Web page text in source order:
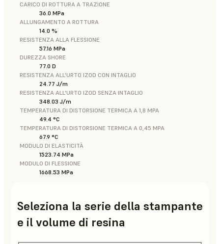
CARICO DI ROTTURA A TRAZIONE
36.0 MPa
ALLUNGAMENTO A ROTTURA
14.0 %
RESISTENZA ALLA FLESSIONE
57.16 MPa
DUREZZA SHORE
77.0 D
RESISTENZA ALL'URTO IZOD CON INTAGLIO
24.77 J/m
RESISTENZA ALL'URTO IZOD SENZA INTAGLIO
348.03 J/m
TEMPERATURA DI DISTORSIONE TERMICA A 1,8 MPA
49.4 °C
TEMPERATURA DI DISTORSIONE TERMICA A 0,45 MPA
67.9 °C
MODULO DI ELASTICITÀ
1523.74 MPa
MODULO DI FLESSIONE
1668.53 MPa
Seleziona la serie della stampante
e il volume di resina